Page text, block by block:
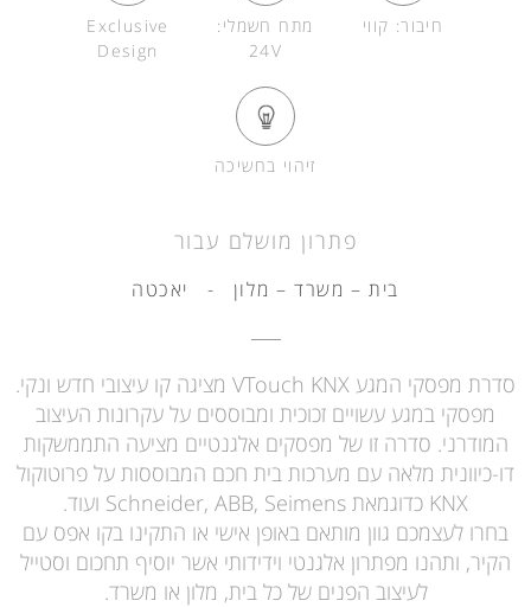
חיבור: קווי
מתח חשמלי:
24V
Exclusive
Design
זיהוי בחשיכה
פתרון מושלם עבור
בית – משרד – מלון - יאכטה
סדרת מפסקי המגע VTouch KNX מציגה קו עיצובי חדש ונקי.
מפסקי במגע עשויים זכוכית ומבוססים על עקרונות העיצוב
המודרני. סדרה זו של מפסקים אלגנטיים מציעה התממשקות
דו-כיוונית מלאה עם מערכות בית חכם המבוססות על פרוטוקול
KNX כדוגמאת Schneider, ABB, Seimens ועוד.
בחרו לעצמכם גוון מותאם באופן אישי או התקינו בקו אפס עם
הקיר, ותהנו מפתרון אלגנטי וידידותי אשר יוסיף תחכום וסטייל
לעיצוב הפנים של כל בית, מלון או משרד.